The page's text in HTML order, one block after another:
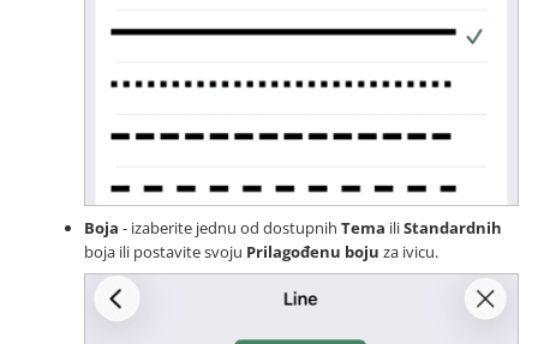
Boja - izaberite jednu od dostupnih Tema iliStandardnih
boja ili postavite svoju Prilagođenu boju za ivicu.